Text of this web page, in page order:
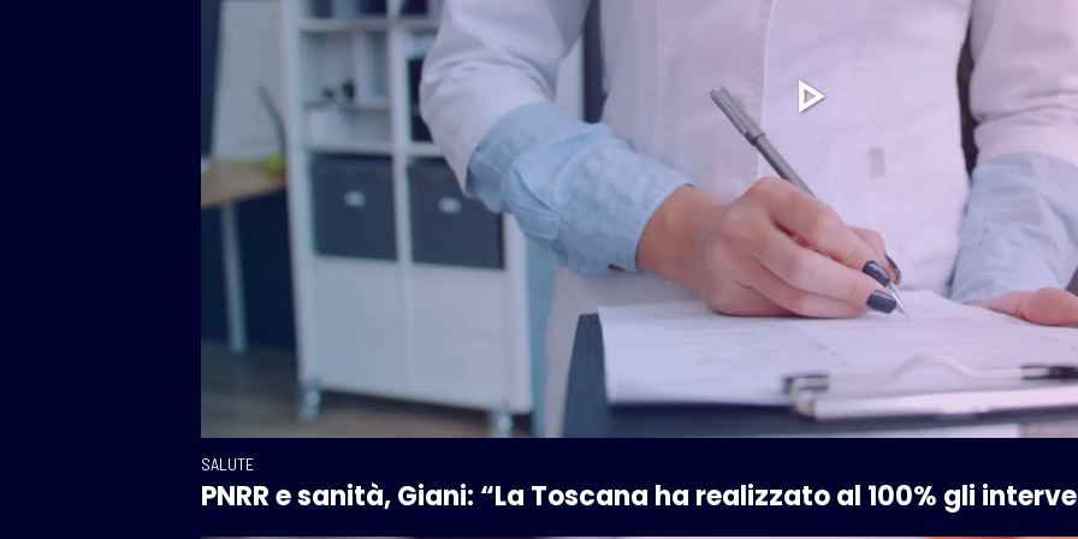
SALUTE
PNRR e sanità, Giani: “La Toscana ha realizzato al 100% gli